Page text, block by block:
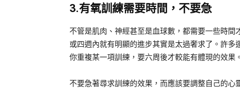
3.有氧訓練需要時間，不要急
不管是肌肉、神經甚至是血球數，都需要一些時
或四週內就有明顯的進步其實是太過奢求了。許
你重複某一項訓練，要六周後才較能有體現的效果。
不要急著尋求訓練的效果，而應該要調整自己的